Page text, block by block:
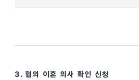
3. 협의 이혼 의사 확인 신청